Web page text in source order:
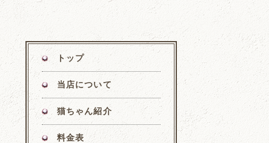
トップ
当店について
猫ちゃん紹介
料金表